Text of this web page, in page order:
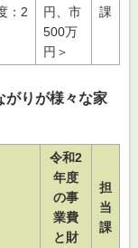
：2
円、市
500万
円＞
課
がりが様々な家
令和2
年度
の事
業費
と財
担
当
課